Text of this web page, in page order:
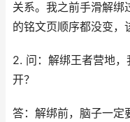
关系。我之前手滑解绑
的铭文页顺序都没变，
2. 问：解绑王者营地
开？
答：解绑前，脑子一定